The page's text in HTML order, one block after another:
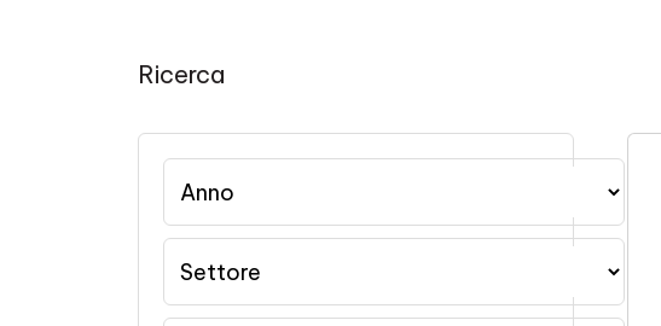
Ricerca
Anno
Settore